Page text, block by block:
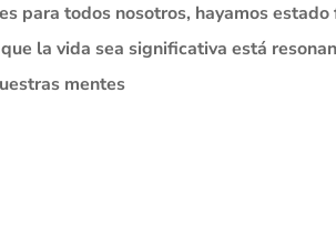
para todos nosotros, hayamos
la vida sea significativa está
mentes